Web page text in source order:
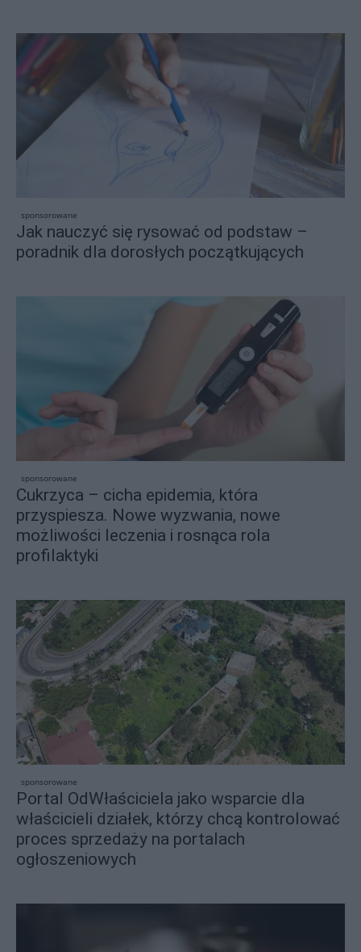
sponsorowane
Jak nauczyć się rysować od podstaw –
poradnik dla dorosłych początkujących
sponsorowane
Cukrzyca – cicha epidemia, która
przyspiesza. Nowe wyzwania, nowe
możliwości leczenia i rosnąca rola
profilaktyki
sponsorowane
Portal OdWłaściciela jako wsparcie dla
właścicieli działek, którzy chcą kontrolować
proces sprzedaży na portalach
ogłoszeniowych